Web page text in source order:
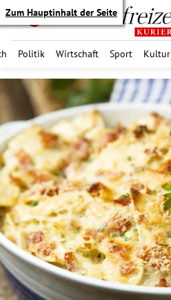
Zum Hauptinhalt der Seite
Politik Wirtschaft Sport Kultur
Untermenü